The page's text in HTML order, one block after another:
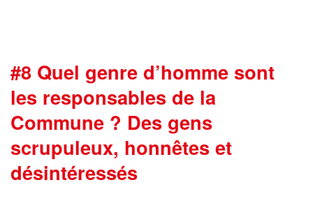
#8 Quel genre d’homme sont
les responsables de la
Commune ? Des gens
scrupuleux, honnêtes et
désintéressés